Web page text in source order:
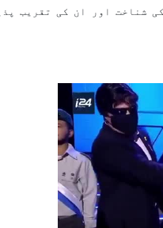
شناخت اور ان کی تقریب